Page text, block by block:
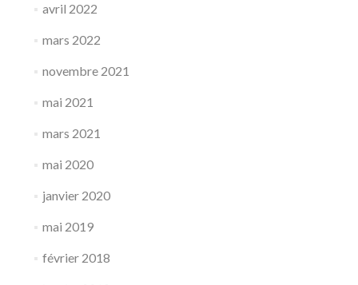
avril 2022
mars 2022
novembre 2021
mai 2021
mars 2021
mai 2020
janvier 2020
mai 2019
février 2018